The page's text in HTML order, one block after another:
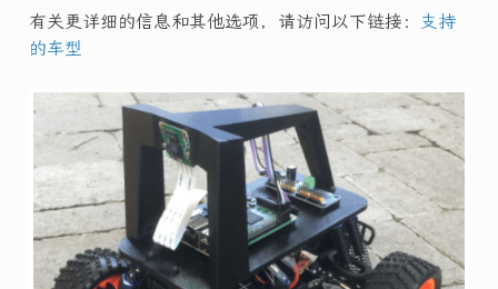
有关更详细的信息和其他选项，请访问以下链接：
支持
的车型